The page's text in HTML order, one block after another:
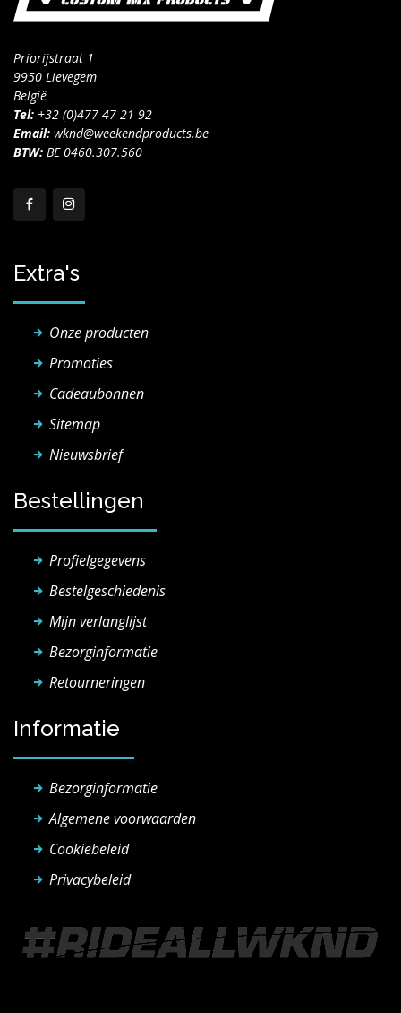
Priorijstraat 1
9950 Lievegem
België
Tel: +32 (0)477 47 21 92
Email: wknd@weekendproducts.be
BTW: BE 0460.307.560
Extra's
Onze producten
Promoties
Cadeaubonnen
Sitemap
Nieuwsbrief
Bestellingen
Profielgegevens
Bestelgeschiedenis
Mijn verlanglijst
Bezorginformatie
Retourneringen
Informatie
Bezorginformatie
Algemene voorwaarden
Cookiebeleid
Privacybeleid